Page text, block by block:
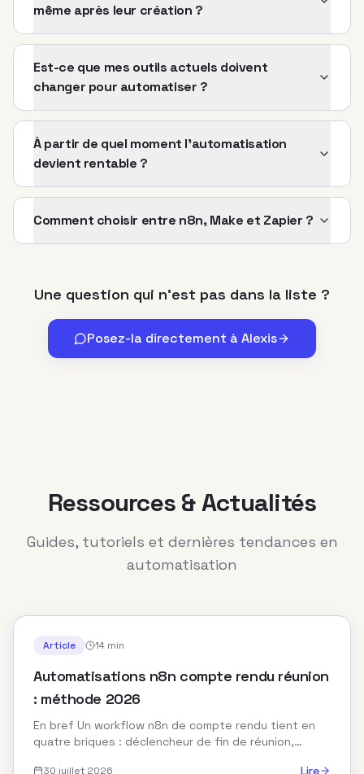
même après leur création ?
Est-ce que mes outils actuels doivent
changer pour automatiser ?
À partir de quel moment l'automatisation
devient rentable ?
Comment choisir entre n8n, Make et Zapier ?
Une question qui n'est pas dans la liste ?
Posez-la directement à Alexis
Ressources & Actualités
Guides, tutoriels et dernières tendances en
automatisation
Article 14 min
Automatisations n8n compte rendu réunion
: méthode 2026
En bref Un workflow n8n de compte rendu tient en
quatre briques : déclencheur de fin de réunion,
30 juillet 2026 Lire